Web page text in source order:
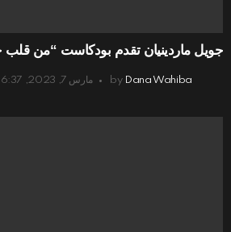
جويل ماردينيان تقدم بودكاست “من قلب
by Dana Wahiba مارس 7, 2023, 6:37 م